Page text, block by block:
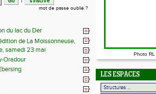
mot de passe oublié ?
du lac du Der
de La Moissonneuse,
samedi 23 mai
Oradour
Photo RL
LES ESPACES